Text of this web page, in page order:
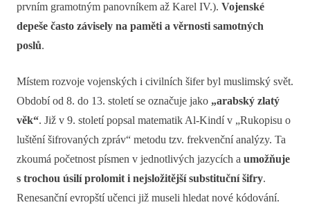
prvním gramotným panovníkem až Karel IV.). Vojenské
depeše často závisely na paměti a věrnosti samotných
poslů.
Místem rozvoje vojenských i civilních šifer byl muslimský svět.
Období od 8. do 13. století se označuje jako „arabský zlatý
věk“. Již v 9. století popsal matematik Al-Kindí v „Rukopisu o
luštění šifrovaných zpráv“ metodu tzv. frekvenční analýzy. Ta
zkoumá početnost písmen v jednotlivých jazycích a umožňuje
s trochou úsilí prolomit i nejsložitější substituční šifry.
Renesanční evropští učenci již museli hledat nové kódování.